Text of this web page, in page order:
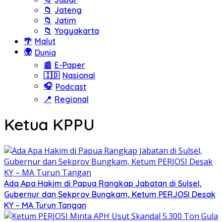
📁 Jateng
📁 Jatim
📁 Yogyakarta
🌴 Malut
🌍 Dunia
📰 E-Paper
🇮🇩 Nasional
🎧 Podcast
📍 Regional
Ketua KPPU
Ada Apa Hakim di Papua Rangkap Jabatan di Sulsel,
Gubernur dan Sekprov Bungkam, Ketum PERJOSI Desak
KY – MA Turun Tangan